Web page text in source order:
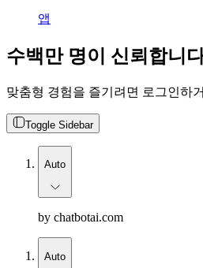
앱
수백만 명이 신뢰합니
맞춤형 경험을 즐기려면 로그인하
Toggle Sidebar
Auto
by chatbotai.com
Auto